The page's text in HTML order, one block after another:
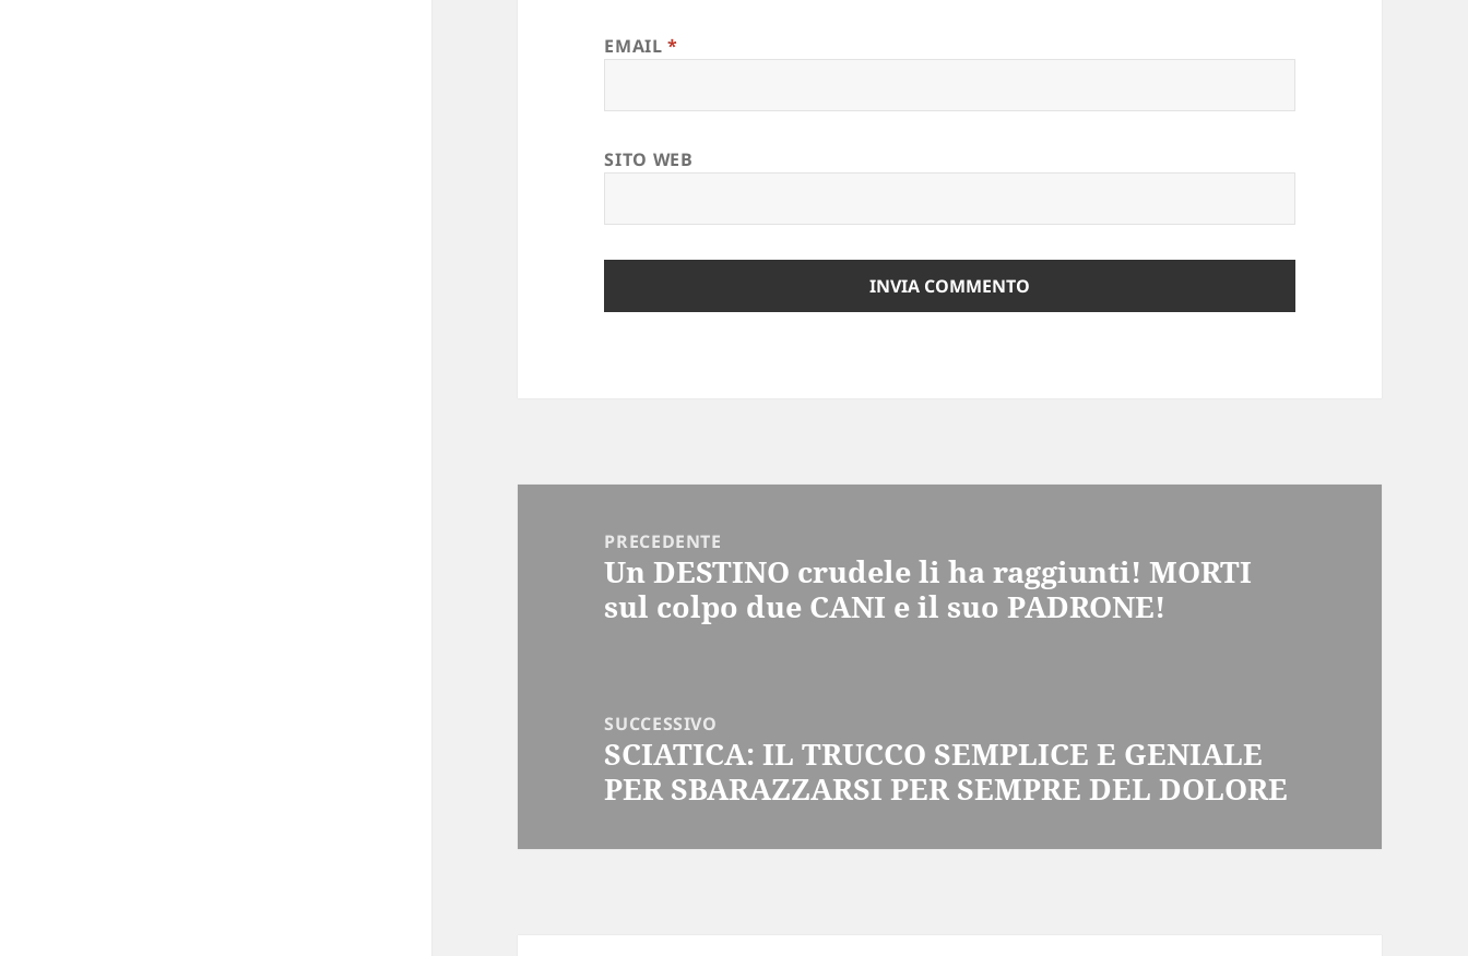
EMAIL*
SITO WEB
PRECEDENTE
Articolo
precedente:
Un DESTINO crudele li ha raggiunti! MORTI
sul colpo due CANI e il suo PADRONE!
SUCCESSIVO
Articolo
successivo:
SCIATICA: IL TRUCCO SEMPLICE E GENIALE
PER SBARAZZARSI PER SEMPRE DEL DOLORE